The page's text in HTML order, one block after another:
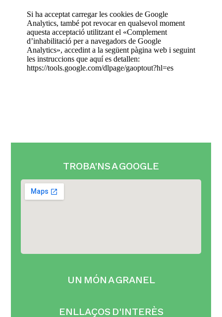
Si ha acceptat carregar les cookies de Google
Analytics, també pot revocar en qualsevol moment
aquesta acceptació utilitzant el «Complement
d’inhabilitació per a navegadors de Google
Analytics», accedint a la següent pàgina web i seguint
les instruccions que aquí es detallen:
https://tools.google.com/dlpage/gaoptout?hl=es
TROBA'NS A GOOGLE
UN MÓN A GRANEL
ENLLAÇOS D'INTERÈS